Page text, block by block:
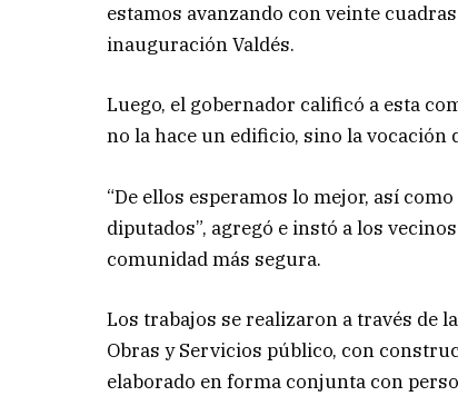
estamos avanzando con veinte
inauguración Valdés.
Luego, el gobernador calificó a esta
no la hace un edificio, sino la vocación
“De ellos esperamos lo mejor, así
diputados”, agregó e instó a los
comunidad más segura.
Los trabajos se realizaron a través de
Obras y Servicios público, con
elaborado en forma conjunta con